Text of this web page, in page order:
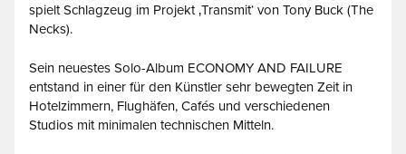
spielt Schlagzeug im Projekt ‚Transmit‘ von Tony Buck (The
Necks).
Sein neuestes Solo-Album ECONOMY AND FAILURE
entstand in einer für den Künstler sehr bewegten Zeit in
Hotelzimmern, Flughäfen, Cafés und verschiedenen
Studios mit minimalen technischen Mitteln.